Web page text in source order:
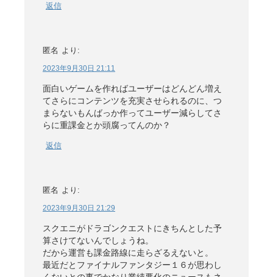
返信
匿名 より:
2023年9月30日 21:11
面白いゲームを作ればユーザーはどんどん増え
てさらにコンテンツを充実させられるのに、つ
まらないもんばっか作ってユーザー減らしてさ
らに重課金とか頭腐ってんのか？
返信
匿名 より:
2023年9月30日 21:29
スクエニがドラゴンクエストにきちんとした予
算さけてないんでしょうね。
だから運営も課金路線に走らざるえないと。
最近だとファイナルファンタジー１６が思わし